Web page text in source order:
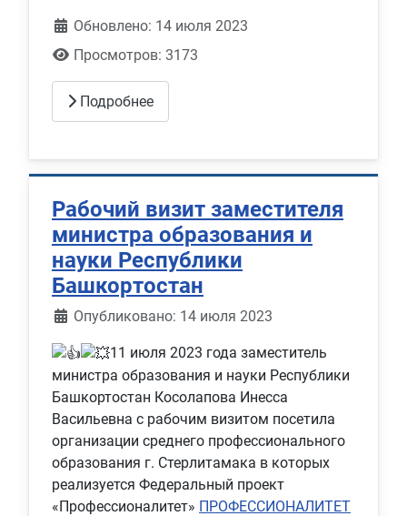
Обновлено: 14 июля 2023
Просмотров: 3173
Подробнее
Рабочий визит заместителя
министра образования и
науки Республики
Башкортостан
Информация о материале
Опубликовано: 14 июля 2023
11 июля 2023 года заместитель
министра образования и науки Республики
Башкортостан Косолапова Инесса
Васильевна с рабочим визитом посетила
организации среднего профессионального
образования г. Стерлитамака в которых
реализуется Федеральный проект
«Профессионалитет» ПРОФЕССИОНАЛИТЕТ